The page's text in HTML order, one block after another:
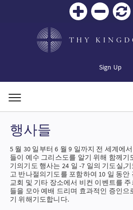
THY
Sign Up
행사들
5 월 30 일부터 6 월 9 일까지 전 세계에
들이 예수 그리스도를 알기 위해 함께기
기의기도 행사는 24 일 -7 일의 기도실,
고 반나절의기도를 포함하여 10 일 동
교회 및 기타 장소에서 비컨 이벤트를
들을 모아 예배 드리며 효과적인 증인
기 위해기도합니다.